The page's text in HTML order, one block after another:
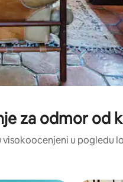
za odmor od
visokoocenjeni u